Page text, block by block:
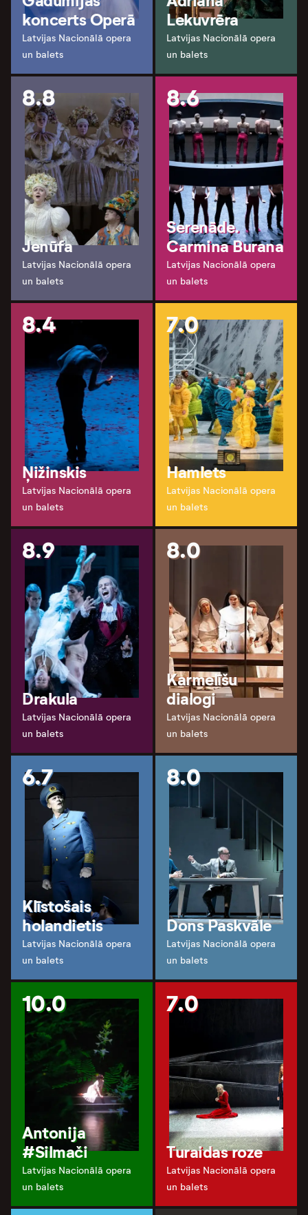
koncerts Operā
Latvijas Nacionālā opera
un balets
Lekuvrēra
Latvijas Nacionālā opera
un balets
8.8
Jenūfa
Latvijas Nacionālā opera
un balets
8.6
Serenāde.
Carmina Burana
Latvijas Nacionālā opera
un balets
8.4
Ņižinskis
Latvijas Nacionālā opera
un balets
7.0
Hamlets
Latvijas Nacionālā opera
un balets
8.9
Drakula
Latvijas Nacionālā opera
un balets
8.0
Karmelīšu
dialogi
Latvijas Nacionālā opera
un balets
6.7
Klīstošais
holandietis
Latvijas Nacionālā opera
un balets
8.0
Dons Paskvāle
Latvijas Nacionālā opera
un balets
10.0
Antonija
#Silmači
Latvijas Nacionālā opera
un balets
7.0
Turaidas roze
Latvijas Nacionālā opera
un balets